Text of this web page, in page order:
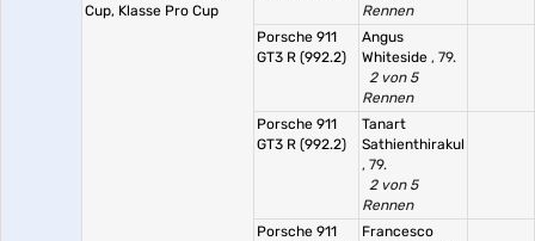
Cup, Klasse Pro Cup
Rennen
Porsche 911
GT3 R (992.2)
Angus
Whiteside , 79.
2 von 5
Rennen
Porsche 911
GT3 R (992.2)
Tanart
Sathienthirakul
, 79.
2 von 5
Rennen
Porsche 911
Francesco